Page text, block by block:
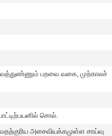
பறவை வகை, முற்காலச்
சொல்.
அசைவியக்கமுள்ள சாய்வு